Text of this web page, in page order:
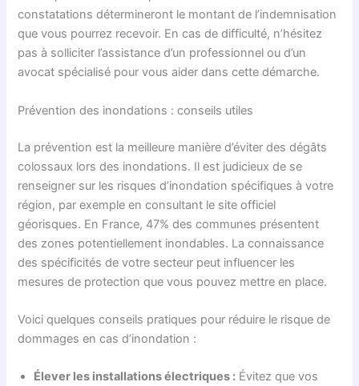
constatations détermineront le montant de l’indemnisation
que vous pourrez recevoir. En cas de difficulté, n’hésitez
pas à solliciter l’assistance d’un professionnel ou d’un
avocat spécialisé pour vous aider dans cette démarche.
Prévention des inondations : conseils utiles
La prévention est la meilleure manière d’éviter des dégâts
colossaux lors des inondations. Il est judicieux de se
renseigner sur les risques d’inondation spécifiques à votre
région, par exemple en consultant le site officiel
géorisques. En France, 47% des communes présentent
des zones potentiellement inondables. La connaissance
des spécificités de votre secteur peut influencer les
mesures de protection que vous pouvez mettre en place.
Voici quelques conseils pratiques pour réduire le risque de
dommages en cas d’inondation :
Élever les installations électriques : Évitez que vos